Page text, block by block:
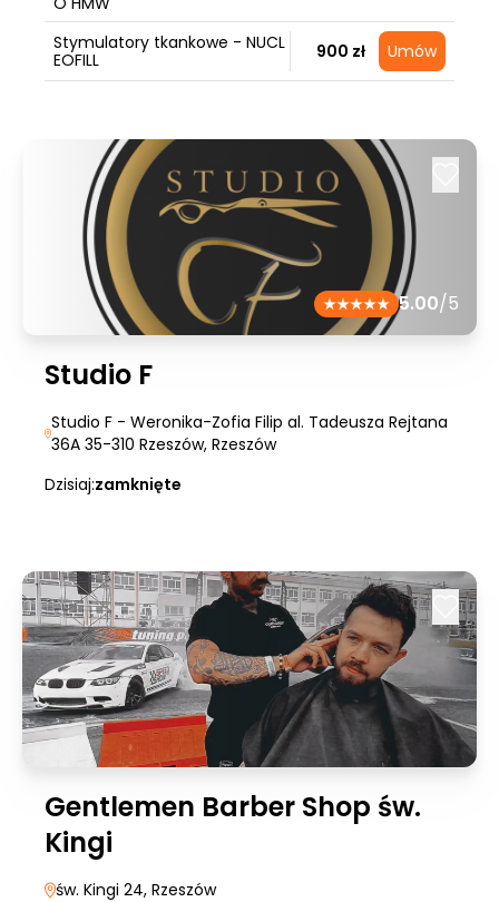
Stymulatory tkankowe - NUCL
EOFILL
900 zł Umów
5.00/5
Studio F
Studio F - Weronika-Zofia Filip al. Tadeusza Rejtana
36A 35-310 Rzeszów, Rzeszów
Dzisiaj:zamknięte
Gentlemen Barber Shop św.
Kingi
św. Kingi 24, Rzeszów